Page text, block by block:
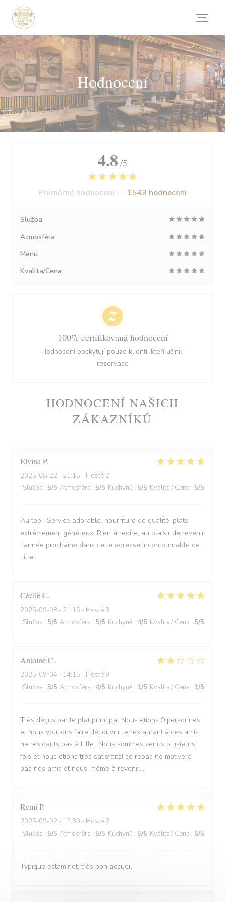
Panel pro správu cookies
Hodnocení
HODNOCENÍ NAŠICH
ZÁKAZNÍKŮ
Elvina P
2025-08-22 - 21:15 - Hosté 2
Služba : 5/5 Atmosféra : 5/5 Kuchyně : 5/5 Kvalita / Cena : 5/5
Au top ! Service adorable, nourriture de qualité, plats
extrêmement généreux. Rien à redire, au plaisir de revenir
l'année prochaine dans cette adresse incontournable de
Lille !
CécileC
2025-09-08 - 21:15 - Hosté 3
Služba : 5/5 Atmosféra : 5/5 Kuchyně : 4/5 Kvalita / Cena : 5/5
AntoineC
2025-09-04 - 14:15 - Hosté 9
Služba : 3/5 Atmosféra : 4/5 Kuchyně : 1/5 Kvalita / Cena : 1/5
Très déçus par le plat principal Nous étions 9 personnes
et nous voulions faire découvrir le restaurant à des amis
ne résidants pas à Lille...Nous sommes venus plusieurs
fois et nous étions très satisfaits! ce repas ne motivera
pas nos amis et nous-même à revenir...
Remi P
2025-09-02 - 12:30 - Hosté 2
Služba : 5/5 Atmosféra : 5/5 Kuchyně : 5/5 Kvalita / Cena : 5/5
Typique estaminet, très bon accueil
4.8 /5
Průměrné hodnocení — 1543 hodnoceni
Služba
Atmosféra
Menu
Kvalita/Cena
100% certifikovaná hodnocení
Hodnocení poskytují pouze klienti, kteří učinili
rezervace